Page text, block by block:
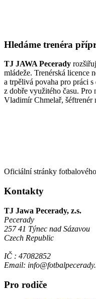
Hledáme trenéra
TJ JAWA Pecerady
mládeže. Trenérská licence
a trpělivá povaha pro práci
z dobře využitého času. Pro
Vladimír Chmelař, šéftrenér
Oficiální stránky
Kontakty
TJ Jawa Pecerady, z.s.
Pecerady
257 41 Týnec nad Sázavou
Czech Republic
IČ : 47082852
Email:
Pro rodiče